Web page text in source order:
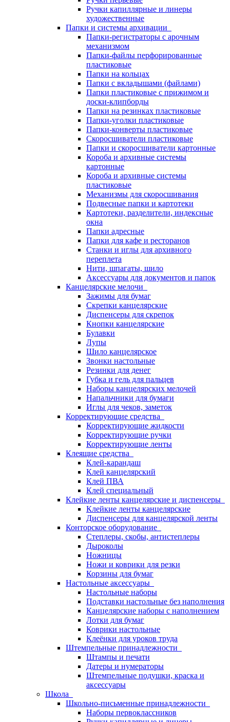
Ручки капиллярные и линеры
художественные
Папки и системы архивации
Папки-регистраторы с арочным
механизмом
Папки-файлы перфорированные
пластиковые
Папки на кольцах
Папки с вкладышами (файлами)
Папки пластиковые с прижимом и
доски-клипборды
Папки на резинках пластиковые
Папки-уголки пластиковые
Папки-конверты пластиковые
Скоросшиватели пластиковые
Папки и скоросшиватели картонные
Короба и архивные системы
картонные
Короба и архивные системы
пластиковые
Механизмы для скоросшивания
Подвесные папки и картотеки
Картотеки, разделители, индексные
окна
Папки адресные
Папки для кафе и ресторанов
Станки и иглы для архивного
переплета
Нити, шпагаты, шило
Аксессуары для документов и папок
Канцелярские мелочи
Зажимы для бумаг
Скрепки канцелярские
Диспенсеры для скрепок
Кнопки канцелярские
Булавки
Лупы
Шило канцелярское
Звонки настольные
Резинки для денег
Губка и гель для пальцев
Наборы канцелярских мелочей
Напальчники для бумаги
Иглы для чеков, заметок
Корректирующие средства
Корректирующие жидкости
Корректирующие ручки
Корректирующие ленты
Клеящие средства
Клей-карандаш
Клей канцелярский
Клей ПВА
Клей специальный
Клейкие ленты канцелярские и диспенсеры
Клейкие ленты канцелярские
Диспенсеры для канцелярской ленты
Конторское оборудование
Степлеры, скобы, антистеплеры
Дыроколы
Ножницы
Ножи и коврики для резки
Корзины для бумаг
Настольные аксессуары
Настольные наборы
Подставки настольные без наполнения
Канцелярские наборы с наполнением
Лотки для бумаг
Коврики настольные
Клеёнки для уроков труда
Штемпельные принадлежности
Штампы и печати
Датеры и нумераторы
Штемпельные подушки, краска и
аксессуары
Школа
Школьно-письменные принадлежности
Наборы первоклассников